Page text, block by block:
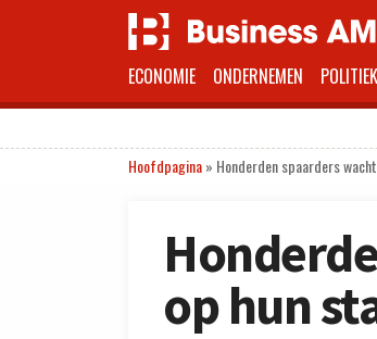
ECONOMIE ONDERNEMEN POLITIEK
Hoofdpagina» Honderden spaarders
op hun